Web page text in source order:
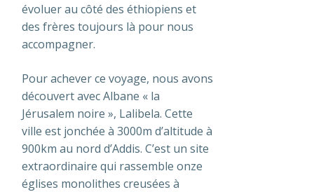
évoluer au côté des éthiopiens et
des frères toujours là pour nous
accompagner.
Pour achever ce voyage, nous avons
découvert avec Albane « la
Jérusalem noire », Lalibela. Cette
ville est jonchée à 3000m d’altitude à
900km au nord d’Addis. C’est un site
extraordinaire qui rassemble onze
églises monolithes creusées à